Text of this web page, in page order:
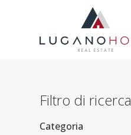
Filtro di ricerca
Categoria